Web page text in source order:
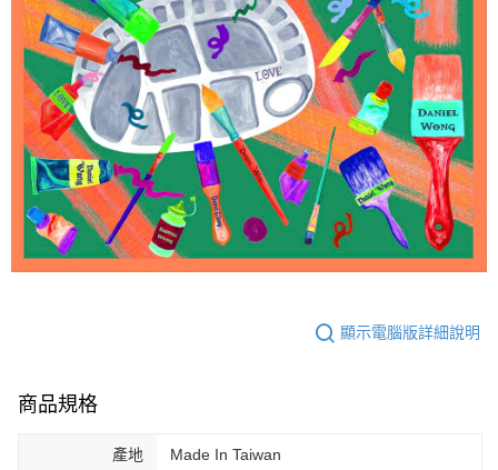
顯示電腦版詳細說明
商品規格
產地 Made In Taiwan